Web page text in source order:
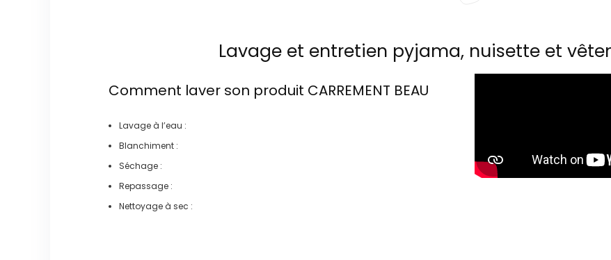
Lavage et entretien pyjama, nuisette et
Comment laver son produit CARREMENT BEAU
Lavage à l’eau :
Blanchiment :
Séchage :
Repassage :
Nettoyage à sec :